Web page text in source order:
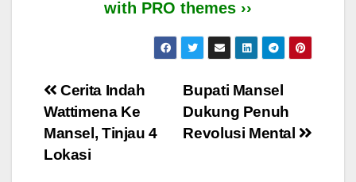
with PRO themes ››
Post
navigation
Bupati Mansel
Dukung Penuh
Revolusi Mental
Cerita Indah
Wattimena Ke
Mansel, Tinjau 4
Lokasi